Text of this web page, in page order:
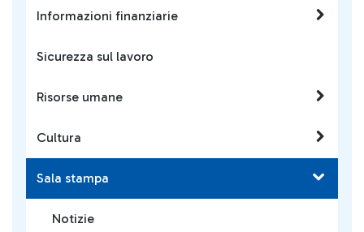
Informazioni finanziarie
Sicurezza sul lavoro
Risorse umane
Cultura
Sala stampa
Notizie